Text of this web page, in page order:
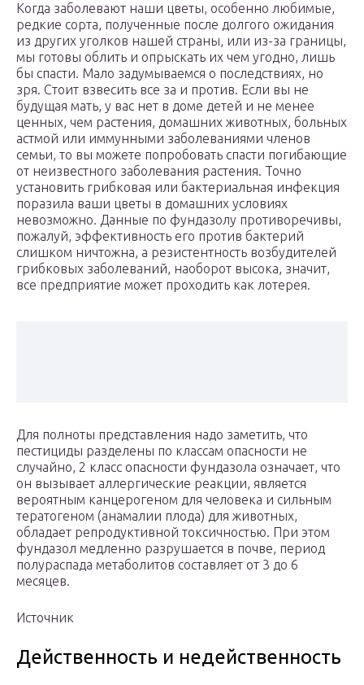
Когда заболевают наши цветы, особенно любимые,
редкие сорта, полученные после долгого ожидания
из других уголков нашей страны, или из-за границы,
мы готовы облить и опрыскать их чем угодно, лишь
бы спасти. Мало задумываемся о последствиях, но
зря. Стоит взвесить все за и против. Если вы не
будущая мать, у вас нет в доме детей и не менее
ценных, чем растения, домашних животных, больных
астмой или иммунными заболеваниями членов
семьи, то вы можете попробовать спасти погибающие
от неизвестного заболевания растения. Точно
установить грибковая или бактериальная инфекция
поразила ваши цветы в домашних условиях
невозможно. Данные по фундазолу противоречивы,
пожалуй, эффективность его против бактерий
слишком ничтожна, а резистентность возбудителей
грибковых заболеваний, наоборот высока, значит,
все предприятие может проходить как лотерея.
Для полноты представления надо заметить, что
пестициды разделены по классам опасности не
случайно, 2 класс опасности фундазола означает, что
он вызывает аллергические реакции, является
вероятным канцерогеном для человека и сильным
тератогеном (анамалии плода) для животных,
обладает репродуктивной токсичностью. При этом
фундазол медленно разрушается в почве, период
полураспада метаболитов составляет от 3 до 6
месяцев.
Источник
Действенность и недейственность